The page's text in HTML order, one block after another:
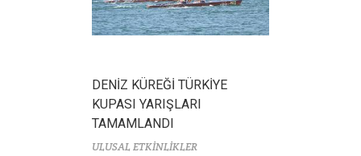
DENİZ KÜREĞİ TÜRKİYE
KUPASI YARIŞLARI
TAMAMLANDI
ULUSAL ETKİNLİKLER